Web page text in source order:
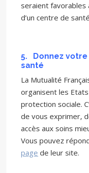
seraient favorables
d’un centre de
5. Donnez
santé
La Mutualité
organisent les
protection sociale.
de vous exprimer,
accès aux soins
Vous pouvez
page de leur site.